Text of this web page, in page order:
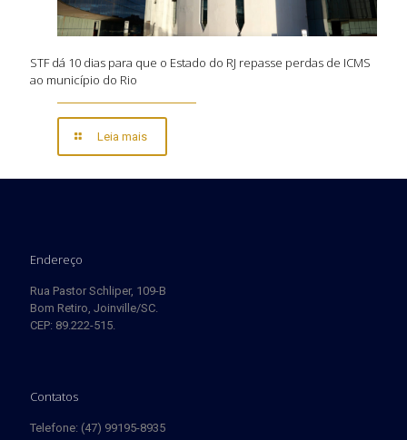
STF dá 10 dias para que o Estado do RJ repasse perdas de ICMS
ao município do Rio
Leia mais
Endereço
Rua Pastor Schliper, 109-B
Bom Retiro, Joinville/SC.
CEP: 89.222-515.
Contatos
Telefone: (47) 99195-8935